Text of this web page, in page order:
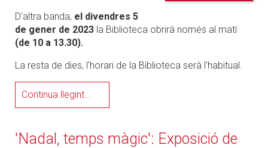
D'altra banda, el divendres 5
de gener de 2023 la Biblioteca obrirà només al matí
(de 10 a 13.30).
La resta de dies, l'horari de la Biblioteca serà l'habitual.
Continua llegint...
'Nadal, temps màgic': Exposició de